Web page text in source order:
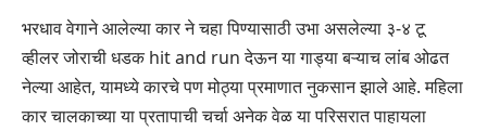
भरधाव वेगाने आलेल्या कार ने चहा पिण्यासाठी उभा असलेल्या ३-४ टू
व्हीलर जोराची धडक hit and run देऊन या गाड्या बऱ्याच लांब ओढत
नेल्या आहेत, यामध्ये कारचे पण मोठ्या प्रमाणात नुकसान झाले आहे. महिला
कार चालकाच्या या प्रतापाची चर्चा अनेक वेळ या परिसरात पाहायला